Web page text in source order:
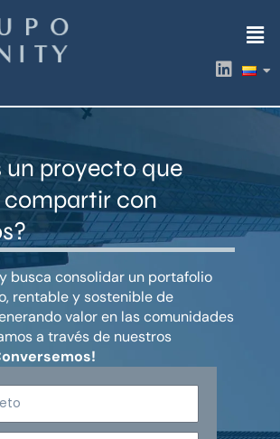
L
i
k
i
un proyecto que
compartir con
busca consolidar un portafolio
rentable y sostenible de
valor en las comunidades
a través de nuestros